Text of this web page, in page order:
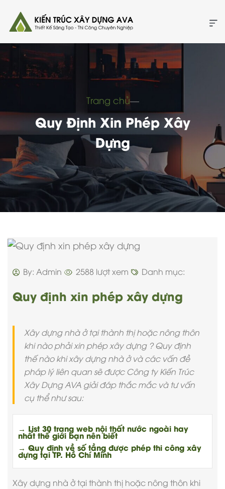
Trang chủ―
Quy Định Xin Phép Xây
Dựng
By: Admin 2588 lượt xem Danh mục:
Quy định xin phép xây dựng
Xây dựng nhà ở tại thành thị hoặc nông thôn
khi nào phải xin phép xây dựng ? Quy định
thế nào khi xây dựng nhà ở và các vấn đề
pháp lý liên quan sẽ được Công ty Kiến Trúc
Xây Dựng AVA giải đáp thắc mắc và tư vấn
cụ thể như sau:
→ List 30 trang web nội thất nước ngoài hay
nhất thế giới bạn nên biết
→ Quy định về số tầng được phép thi công xây
dựng tại TP. Hồ Chí Minh
Xây dựng nhà ở tại thành thị hoặc nông thôn khi